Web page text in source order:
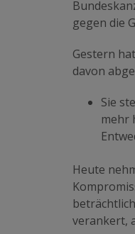
gegen die
Gestern
davon
Sie
mehr
Heute
verankert,